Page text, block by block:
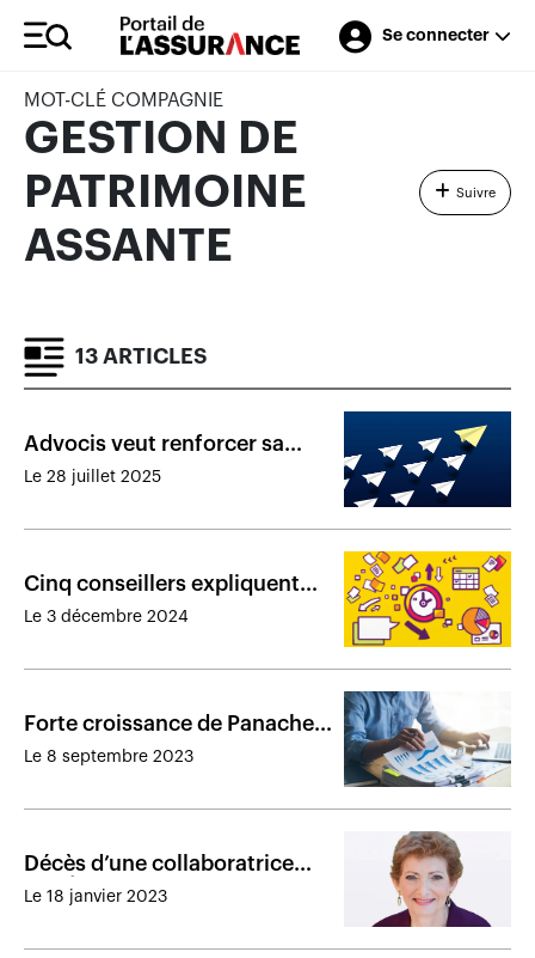
Se connecter
MOT-CLÉ COMPAGNIE
GESTION DE
PATRIMOINE
ASSANTE
Suivre
13 ARTICLES
Advocis veut renforcer sa
gouvernance et recruter de
Le 28 juillet 2025
Cinq conseillers expliquent
comment ils défient temps et
Le 3 décembre 2024
Forte croissance de Panache
Groupe Financier
Le 8 septembre 2023
Décès d’une collaboratrice
des Éditions du Journal de
Le 18 janvier 2023